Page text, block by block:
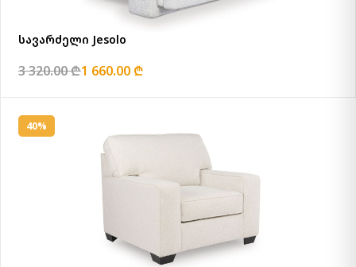
სავარძელი Jesolo
3 320.00 ₾1 660.00 ₾
40%